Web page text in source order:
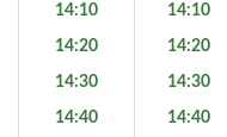
14:10
14:20
14:30
14:40
14:10
14:20
14:30
14:40